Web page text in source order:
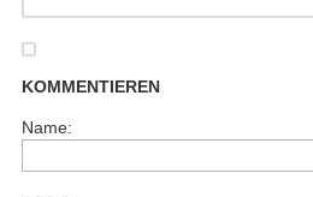
KOMMENTIEREN
Name: